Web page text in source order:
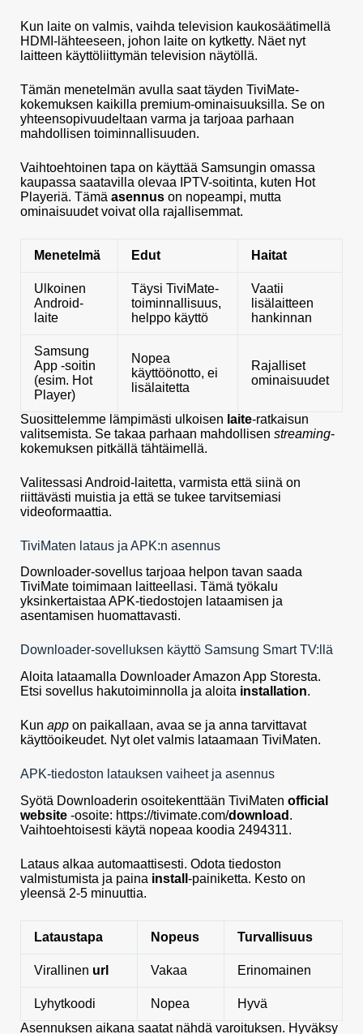
Kun laite on valmis, vaihda television kaukosäätimellä
HDMI-lähteeseen, johon laite on kytketty. Näet nyt
laitteen käyttöliittymän television näytöllä.
Tämän menetelmän avulla saat täyden TiviMate-
kokemuksen kaikilla premium-ominaisuuksilla. Se on
yhteensopivuudeltaan varma ja tarjoaa parhaan
mahdollisen toiminnallisuuden.
Vaihtoehtoinen tapa on käyttää Samsungin omassa
kaupassa saatavilla olevaa IPTV-soitinta, kuten Hot
Playeriä. Tämä asennus on nopeampi, mutta
ominaisuudet voivat olla rajallisemmat.
Menetelmä Edut Haitat
Ulkoinen
Android-
laite
Täysi TiviMate-
toiminnallisuus,
helppo käyttö
Vaatii
lisälaitteen
hankinnan
Samsung
App -soitin
(esim. Hot
Player)
Nopea
käyttöönotto, ei
lisälaitetta
Rajalliset
ominaisuudet
Suosittelemme lämpimästi ulkoisen laite-ratkaisun
valitsemista. Se takaa parhaan mahdollisen streaming-
kokemuksen pitkällä tähtäimellä.
Valitessasi Android-laitetta, varmista että siinä on
riittävästi muistia ja että se tukee tarvitsemiasi
videoformaattia.
TiviMaten lataus ja APK:n asennus
Downloader-sovellus tarjoaa helpon tavan saada
TiviMate toimimaan laitteellasi. Tämä työkalu
yksinkertaistaa APK-tiedostojen lataamisen ja
asentamisen huomattavasti.
Downloader-sovelluksen käyttö Samsung Smart TV:llä
Aloita lataamalla Downloader Amazon App Storesta.
Etsi sovellus hakutoiminnolla ja aloita installation.
Kun app on paikallaan, avaa se ja anna tarvittavat
käyttöoikeudet. Nyt olet valmis lataamaan TiviMaten.
APK-tiedoston latauksen vaiheet ja asennus
Syötä Downloaderin osoitekenttään TiviMaten official
website -osoite: https://tivimate.com/download .
Vaihtoehtoisesti käytä nopeaa koodia 2494311.
Lataus alkaa automaattisesti. Odota tiedoston
valmistumista ja paina install -painiketta. Kesto on
yleensä 2-5 minuuttia.
Lataustapa Nopeus Turvallisuus
Virallinen url Vakaa Erinomainen
Lyhytkoodi Nopea
Hyvä
Asennuksen aikana saatat nähdä varoituksen. Hyväksy